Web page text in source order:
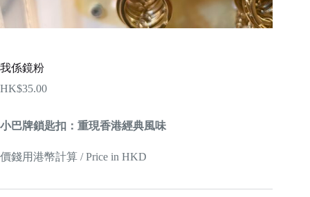
我係鏡粉
HK$35.00
小巴牌鎖匙扣：重現香港經典風味
價錢用港幣計算 / Price in HKD